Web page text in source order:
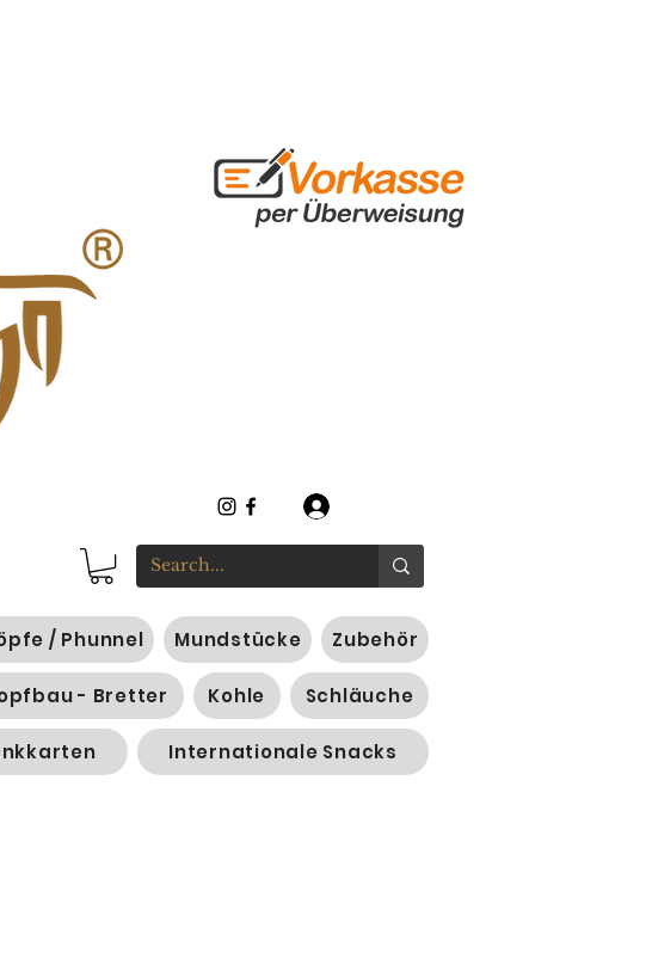
/ Phunnel Mundstücke Zubehör
- Bretter Kohle Schläuche
Internationale Snacks